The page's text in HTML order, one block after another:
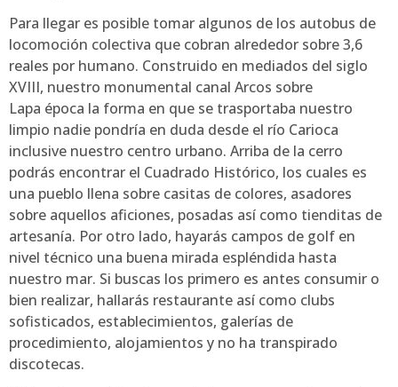
Para llegar es posible tomar algunos de los autobus de
locomoción colectiva que cobran alrededor sobre 3,6
reales por humano. Construido en mediados del siglo
XVIII, nuestro monumental canal Arcos sobre
Lapa época la forma en que se trasportaba nuestro
limpio nadie pondrí­a en duda desde el río Carioca
inclusive nuestro centro urbano. Arriba de la cerro
podrás encontrar el Cuadrado Histórico, los cuales es
una pueblo llena sobre casitas de colores, asadores
sobre aquellos aficiones, posadas así­ como tienditas de
artesanía. Por otro lado, hayarás campos de golf en
nivel técnico una buena mirada espléndida hasta
nuestro mar. Si buscas los primero es antes consumir o
bien realizar, hallarás restaurante así­ como clubs
sofisticados, establecimientos, galerías de
procedimiento, alojamientos y no ha transpirado
discotecas.